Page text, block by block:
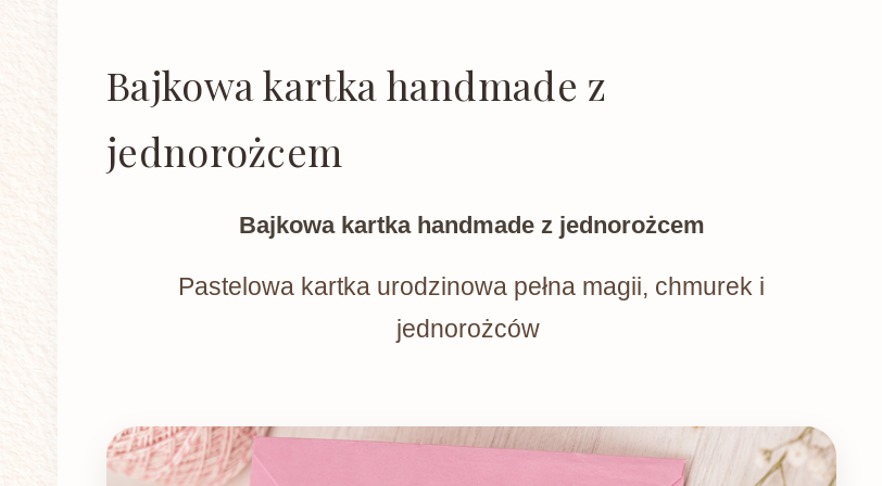
Bajkowa kartka handmade z
jednorożcem
Bajkowa kartka handmade z jednorożcem
Pastelowa kartka urodzinowa pełna magii, chmurek i
jednorożców